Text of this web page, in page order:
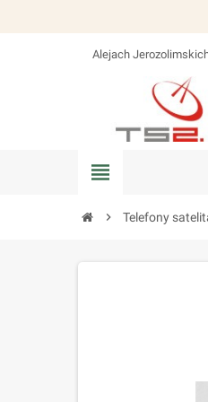
Alejach
view_headline
chevron_right Telefony